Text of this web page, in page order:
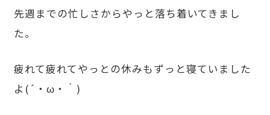
先週までの忙しさからやっと落ち着いてきまし
た。
疲れて疲れてやっとの休みもずっと寝ていました
よ(´・ω・｀)